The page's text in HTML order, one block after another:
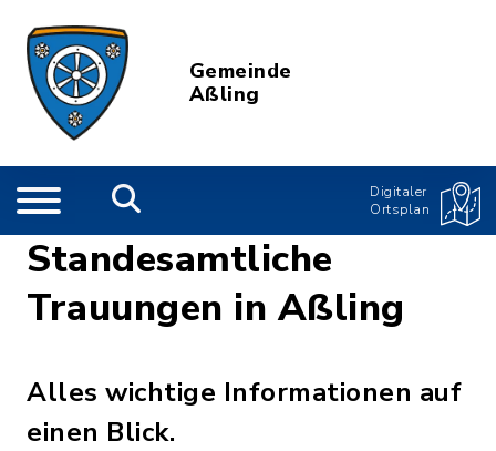
Gemeinde
Aßling
Digitaler
Ortsplan
Standesamtliche
Trauungen in Aßling
Alles wichtige Informationen auf
einen Blick.